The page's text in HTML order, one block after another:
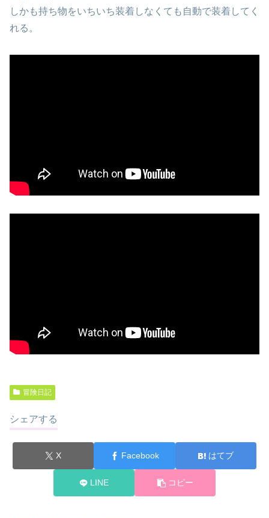
しかも持ち物をいちいち装着しなくても自動で装着してく
れる。
冒険日記
シェアする
X Facebook はてブ
LINE コピー